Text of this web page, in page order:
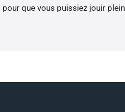
que vous puissiez jouir